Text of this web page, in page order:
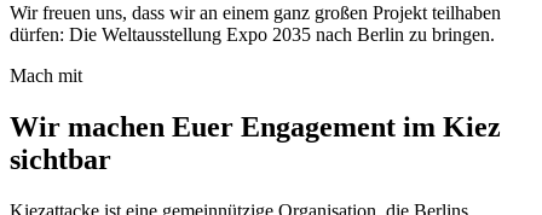
Wir freuen uns, dass wir an einem ganz großen Projekt teilhaben
dürfen: Die Weltausstellung Expo 2035 nach Berlin zu bringen.
Mach mit
Wir machen Euer Engagement im Kiez
sichtbar
Kiezattacke ist eine gemeinnützige Organisation, die Berlins